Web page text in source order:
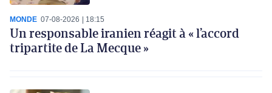
MONDE 07-08-2026 18:15
Un responsable iranien réagit à « l’accord
tripartite de La Mecque »